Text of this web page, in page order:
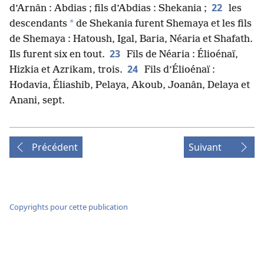
d’Arnân : Abdias ; fils d’Abdias : Shekania ; 22 les
descendants * de Shekania furent Shemaya et les fils
de Shemaya : Hatoush, Igal, Baria, Néaria et Shafath.
Ils furent six en tout. 23 Fils de Néaria : Élioénaï,
Hizkia et Azrikam, trois. 24 Fils d’Élioénaï :
Hodavia, Éliashib, Pelaya, Akoub, Joanân, Delaya et
Anani, sept.
Précédent Suivant
Copyrights pour cette publication